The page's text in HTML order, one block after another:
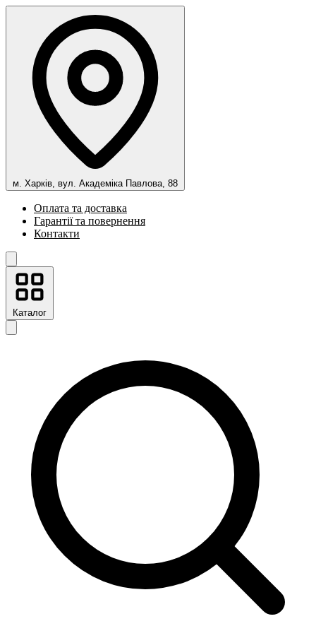
м. Харків, вул. Академіка Павлова, 88
Оплата та доставка
Гарантії та повернення
Контакти
Каталог